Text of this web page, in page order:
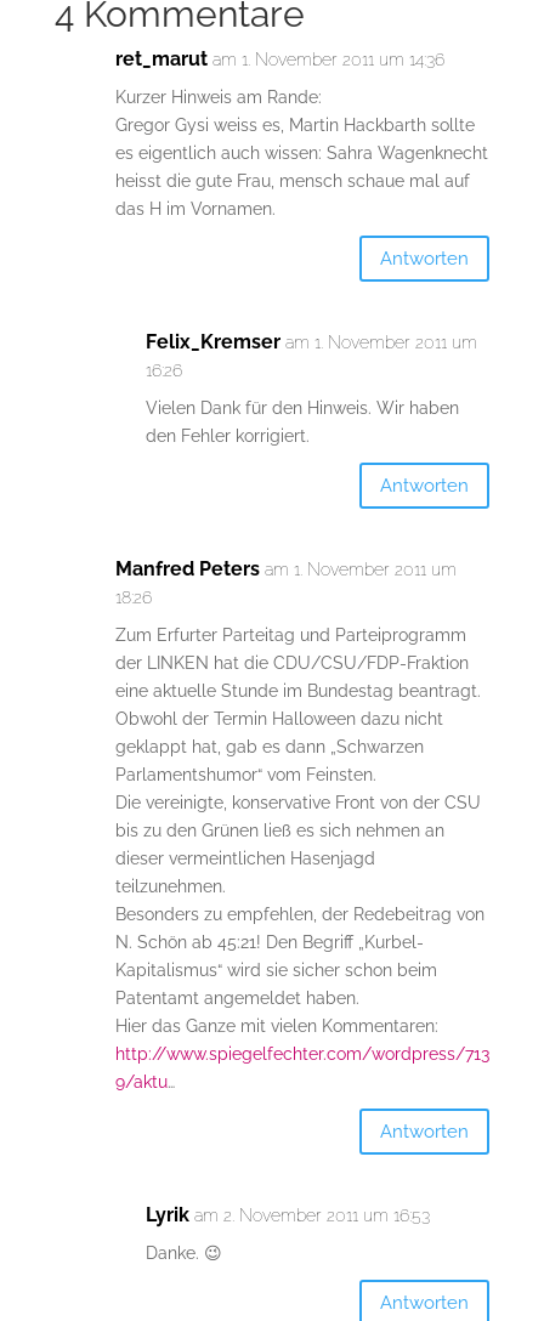
4 Kommentare
ret_marut am 1. November 2011 um 14:36
Kurzer Hinweis am Rande:
Gregor Gysi weiss es, Martin Hackbarth sollte
es eigentlich auch wissen: Sahra Wagenknecht
heisst die gute Frau, mensch schaue mal auf
das H im Vornamen.
Antworten
Felix_Kremser am 1. November 2011 um
16:26
Vielen Dank für den Hinweis. Wir haben
den Fehler korrigiert.
Antworten
Manfred Peters am 1. November 2011 um
18:26
Zum Erfurter Parteitag und Parteiprogramm
der LINKEN hat die CDU/CSU/FDP-Fraktion
eine aktuelle Stunde im Bundestag beantragt.
Obwohl der Termin Halloween dazu nicht
geklappt hat, gab es dann „Schwarzen
Parlamentshumor“ vom Feinsten.
Die vereinigte, konservative Front von der CSU
bis zu den Grünen ließ es sich nehmen an
dieser vermeintlichen Hasenjagd
teilzunehmen.
Besonders zu empfehlen, der Redebeitrag von
N. Schön ab 45:21! Den Begriff „Kurbel-
Kapitalismus“ wird sie sicher schon beim
Patentamt angemeldet haben.
Hier das Ganze mit vielen Kommentaren:
http://www.spiegelfechter.com/wordpress/713
9/aktu…
Antworten
Lyrik am 2. November 2011 um 16:53
Danke. 😉
Antworten